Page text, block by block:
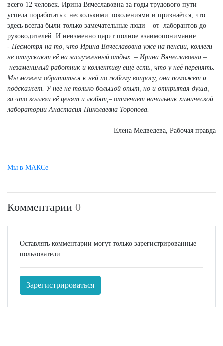
всего 12 человек. Ирина Вячеславовна за годы трудового пути
успела поработать с несколькими поколениями и признаётся, что
здесь всегда были только замечательные люди – от лаборантов до
руководителей. И неизменно царит полное взаимопонимание.
- Несмотря на то, что Ирина Вячеславовна уже на пенсии, коллеги
не отпускают её на заслуженный отдых. – Ирина Вячеславовна –
незаменимый работник и коллективу ещё есть, что у неё перенять.
Мыможем обратиться к ней по любому вопросу, она поможет и
подскажет. У неё не только большой опыт, но и открытая душа,
за что коллеги её ценят и любят,– отмечает начальник химической
лаборатории Анастасия Николаевна Торопова.
Елена Медведева, Рабочая правда
Мы в МАКСе
Комментарии 0
Оставлять комментарии могут только зарегистрированные
пользователи.
Зарегистрироваться